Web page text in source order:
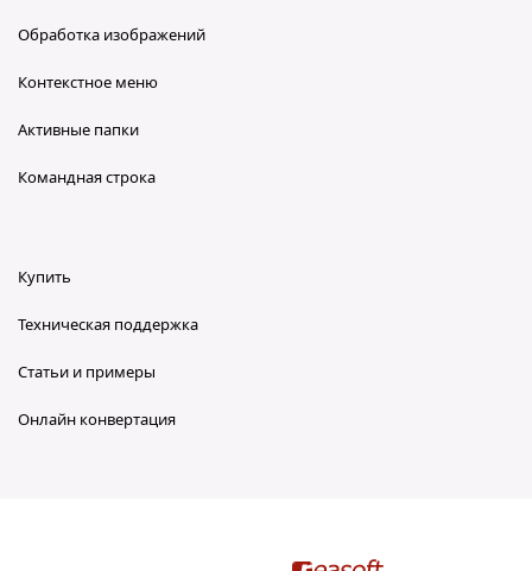
Обработка изображений
Контекстное меню
Активные папки
Командная строка
Купить
Техническая поддержка
Статьи и примеры
Онлайн конвертация